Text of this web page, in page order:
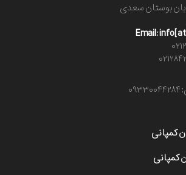
بوستان سعدی
Email:
کمپانی